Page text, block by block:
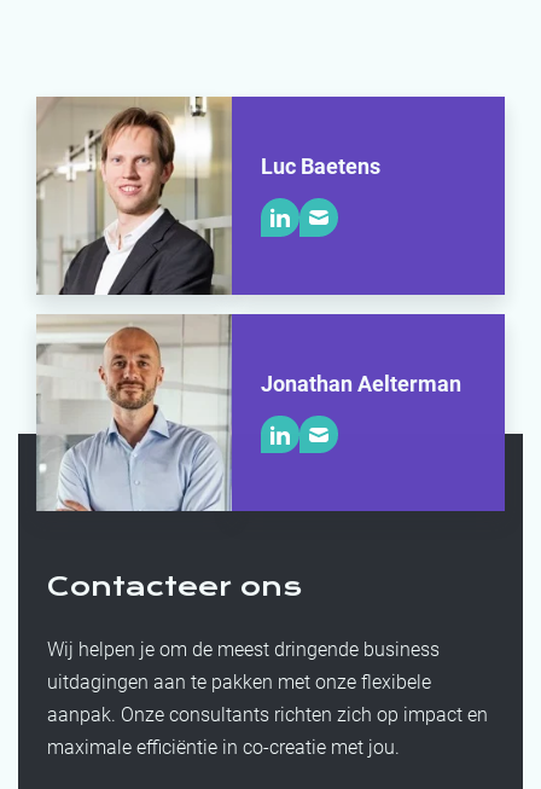
Luc Baetens
Jonathan Aelterman
Contacteer ons
Wij helpen je om de meest dringende business
uitdagingen aan te pakken met onze flexibele
aanpak. Onze consultants richten zich op impact en
maximale efficiëntie in co-creatie met jou.